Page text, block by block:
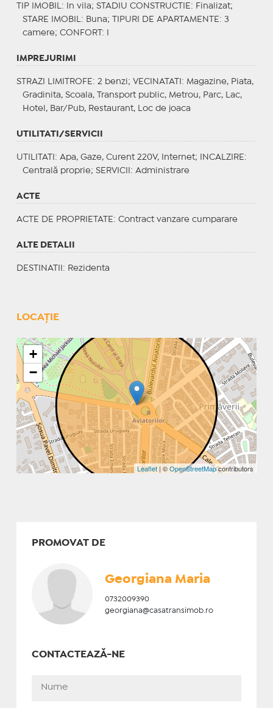
TIP IMOBIL : In vila; STADIU CONSTRUCTIE : Finalizat;
STARE IMOBIL : Buna; TIPURI DE APARTAMENTE : 3
camere; CONFORT : I
IMPREJURIMI
STRAZI LIMITROFE : 2 benzi; VECINATATI : Magazine, Piata,
Gradinita, Scoala, Transport public, Metrou, Parc, Lac,
Hotel, Bar/Pub, Restaurant, Loc de joaca
UTILITATI/SERVICII
UTILITATI : Apa, Gaze, Curent 220V, Internet; INCALZIRE :
Centrală proprie; SERVICII : Administrare
ACTE
ACTE DE PROPRIETATE : Contract vanzare cumparare
ALTE DETALII
DESTINATII : Rezidenta
LOCAȚIE
+
−
Leaflet | ©OpenStreetMapcontributors
PROMOVAT DE
Georgiana Maria
0732009390
georgiana@casatransimob.ro
CONTACTEAZĂ-NE